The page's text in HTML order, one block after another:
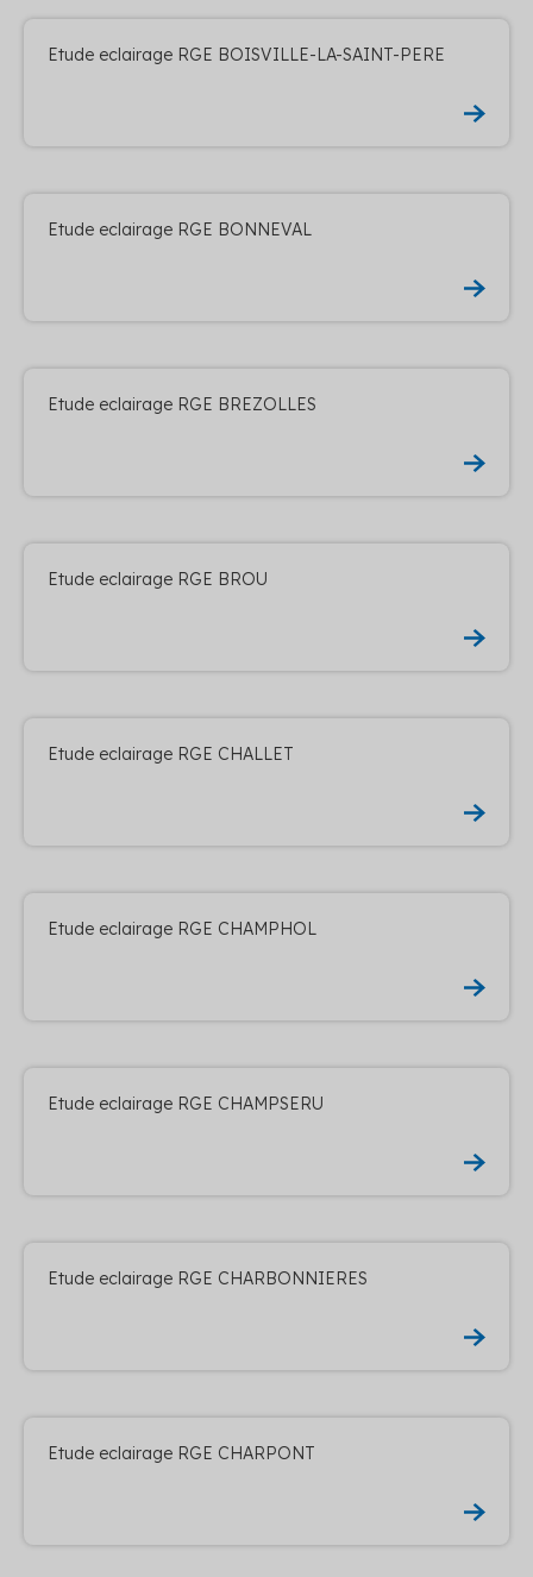
Etude eclairage RGE BOISVILLE-LA-SAINT-PERE
Etude eclairage RGE BONNEVAL
Etude eclairage RGE BREZOLLES
Etude eclairage RGE BROU
Etude eclairage RGE CHALLET
Etude eclairage RGE CHAMPHOL
Etude eclairage RGE CHAMPSERU
Etude eclairage RGE CHARBONNIERES
Etude eclairage RGE CHARPONT